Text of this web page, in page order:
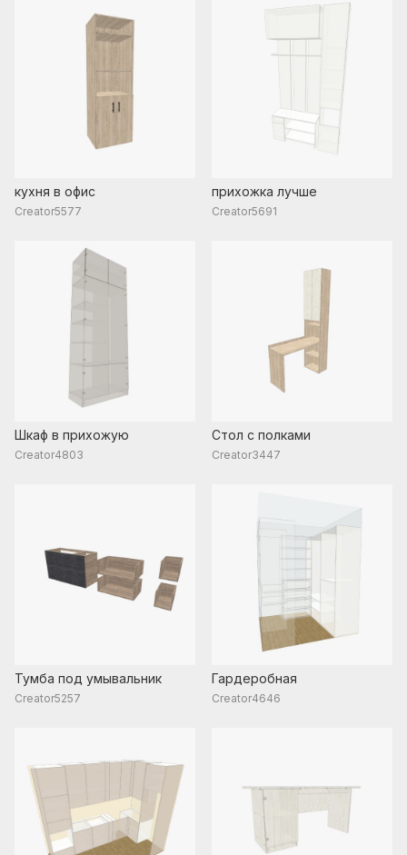
кухня в офис
Creator5577
прихожка лучше
Creator5691
Шкаф в прихожую
Creator4803
Стол с полками
Creator3447
Тумба под умывальник
Creator5257
Гардеробная
Creator4646